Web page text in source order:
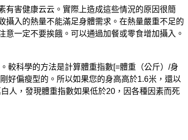
有害健康云云。實際上造成這些情況的原因很簡
攝入的熱量不能滿足身體需求。在熱量嚴重不足的
一定不要挨餓。可以通過加餐或零食增加攝入。
較科學的方法是計算體重指數[=體重（公斤）/身
好偏瘦型的。所以如果您的身高高於1.6米，還以
人，發現體重指數如果低於20，因各種因素而死